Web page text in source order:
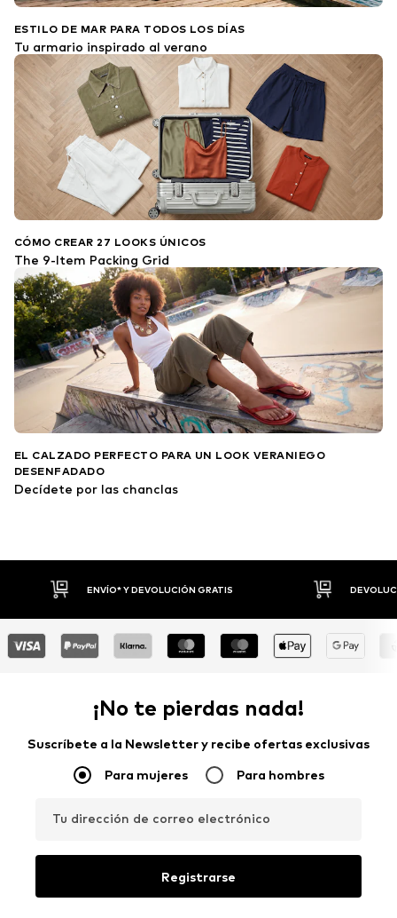
ESTILO DE MAR PARA TODOS LOS DÍAS
Tu armario inspirado al verano
CÓMO CREAR 27 LOOKS ÚNICOS
The 9-Item Packing Grid
EL CALZADO PERFECTO PARA UN LOOK VERANIEGO
DESENFADADO
Decídete por las chanclas
DEVOLUCIONES HASTA 30 DÍAS
¡No te pierdas nada!
Suscríbete a la Newsletter y recibe ofertas exclusivas
Para mujeres Para hombres
Tu dirección de correo electrónico
Registrarse